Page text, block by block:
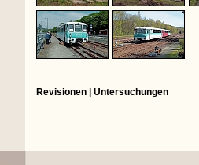
Revisionen | Untersuchungen